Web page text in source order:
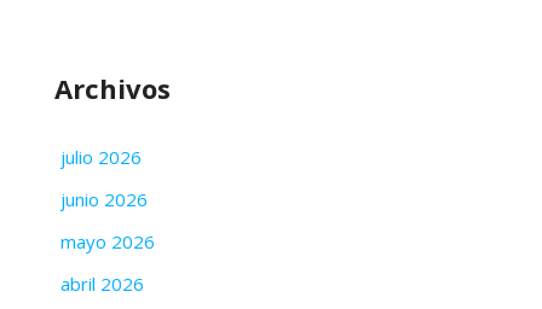
Archivos
julio 2026
junio 2026
mayo 2026
abril 2026